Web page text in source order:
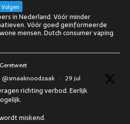
Volgen
in Nederland. Vóór minder
Vóór goed geinformeerde
mensen. Dutch consumer vaping
@smaaknoodzaak · 29 jul
richting verbod. Eerlijk
miskend.